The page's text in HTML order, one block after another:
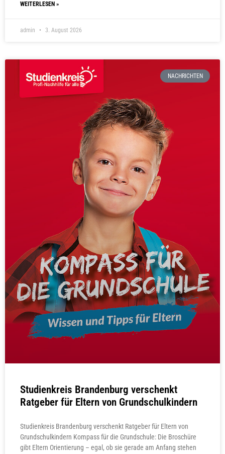
WEITERLESEN »
admin 3. August 2026
NACHRICHTEN
Studienkreis Brandenburg verschenkt
Ratgeber für Eltern von Grundschulkindern
Studienkreis Brandenburg verschenkt Ratgeber für Eltern von
Grundschulkindern Kompass für die Grundschule: Die Broschüre
gibt Eltern Orientierung – egal, ob sie gerade am Anfang stehen